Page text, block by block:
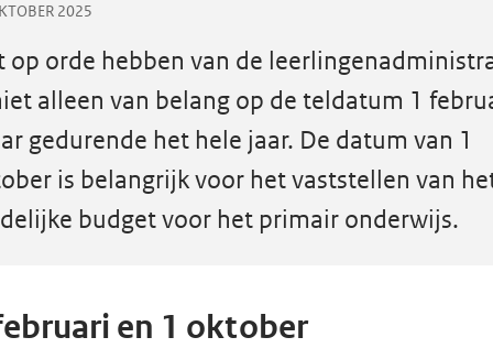
2025
op orde hebben van de
alleen van belang op de teldatum 1
gedurende het hele jaar. De datum van 1
is belangrijk voor het vaststellen van
budget voor het primair onderwijs.
en 1 oktober